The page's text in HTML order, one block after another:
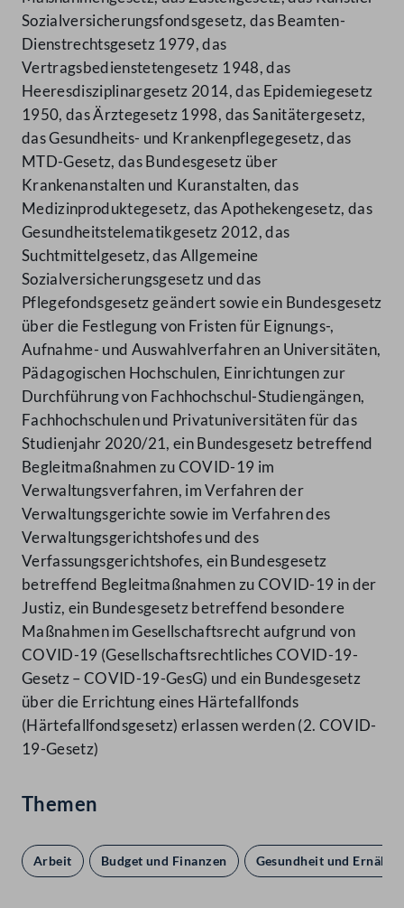
Sozialversicherungsfondsgesetz, das Beamten-
Dienstrechtsgesetz 1979, das
Vertragsbedienstetengesetz 1948, das
Heeresdisziplinargesetz 2014, das Epidemiegesetz
1950, das Ärztegesetz 1998, das Sanitätergesetz,
das Gesundheits- und Krankenpflegegesetz, das
MTD-Gesetz, das Bundesgesetz über
Krankenanstalten und Kuranstalten, das
Medizinproduktegesetz, das Apothekengesetz, das
Gesundheitstelematikgesetz 2012, das
Suchtmittelgesetz, das Allgemeine
Sozialversicherungsgesetz und das
Pflegefondsgesetz geändert sowie ein Bundesgesetz
über die Festlegung von Fristen für Eignungs-,
Aufnahme- und Auswahlverfahren an Universitäten,
Pädagogischen Hochschulen, Einrichtungen zur
Durchführung von Fachhochschul-Studiengängen,
Fachhochschulen und Privatuniversitäten für das
Studienjahr 2020/21, ein Bundesgesetz betreffend
Begleitmaßnahmen zu COVID-19 im
Verwaltungsverfahren, im Verfahren der
Verwaltungsgerichte sowie im Verfahren des
Verwaltungsgerichtshofes und des
Verfassungsgerichtshofes, ein Bundesgesetz
betreffend Begleitmaßnahmen zu COVID-19 in der
Justiz, ein Bundesgesetz betreffend besondere
Maßnahmen im Gesellschaftsrecht aufgrund von
COVID-19 (Gesellschaftsrechtliches COVID-19-
Gesetz – COVID-19-GesG) und ein Bundesgesetz
über die Errichtung eines Härtefallfonds
(Härtefallfondsgesetz) erlassen werden (2. COVID-
19-Gesetz)
Themen
Arbeit Budget und Finanzen Gesundheit und